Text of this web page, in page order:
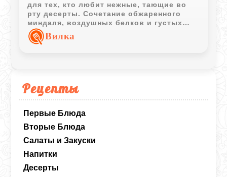
Рецепты
Первые Блюда
Вторые Блюда
Салаты и Закуски
Напитки
Десерты
для тех, кто любит нежные, тающие во
рту десерты. Сочетание обжаренного
миндаля, воздушных белков и густых
сливок создает очень приятную текстуру.
Она получается в меру сладкой за счет
Вилка